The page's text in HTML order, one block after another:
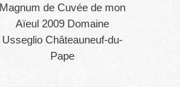
Magnum de Cuvée de mon
Aïeul 2009 Domaine
Usseglio Châteauneuf-du-
Pape